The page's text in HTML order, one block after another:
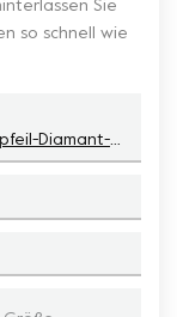
Sie
so schnell wie
Lavina Onfloor Schnellwechsel-Doppelpfeil-Diamant-Schleifschuh